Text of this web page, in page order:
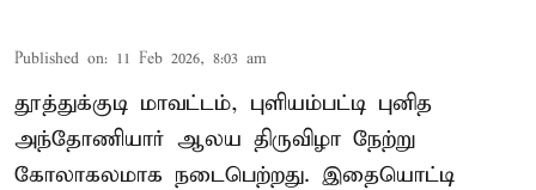
Published on: 11 Feb 2026, 8:03 am
தூத்துக்குடி மாவட்டம், புளியம்பட்டி புனித
அந்தோணியார் ஆலய திருவிழா நேற்று
கோலாகலமாக நடைபெற்றது. இதையொட்டி